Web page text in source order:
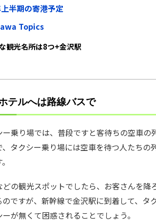
半期の寄港予定
Topics
観光名所は8つ+金沢駅
テルへは路線バスで
乗り場では、普段ですと客待ちの空車の
タクシー乗り場には空車を待つ人たちの
どの観光スポットでしたら、お客さんを
のですが、新幹線で金沢駅に到着して、タ
が無くて困惑されることでしょう。